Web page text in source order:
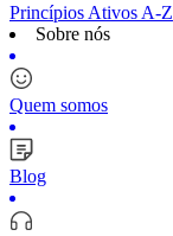
Princípios Ativos A-Z
Sobre nós
Quem somos
Blog